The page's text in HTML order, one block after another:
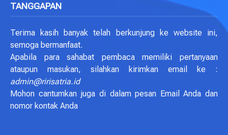
TANGGAPAN
Terima kasih banyak telah berkunjung ke website ini,
semoga bermanfaat.
Apabila para sahabat pembaca memiliki pertanyaan
ataupun masukan, silahkan kirimkan email ke :
admin@ririsatria.id
Mohon cantumkan juga di dalam pesan Email Anda dan
nomor kontak Anda